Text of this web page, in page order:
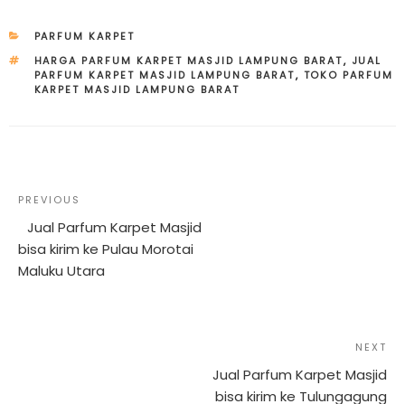
CATEGORIES
PARFUM KARPET
TAGS
HARGA PARFUM KARPET MASJID LAMPUNG BARAT, JUAL
PARFUM KARPET MASJID LAMPUNG BARAT, TOKO PARFUM
KARPET MASJID LAMPUNG BARAT
Post
navigation
Previous
Post
PREVIOUS
Jual Parfum Karpet Masjid
bisa kirim ke Pulau Morotai
Maluku Utara
NEXT
Jual Parfum Karpet Masjid
bisa kirim ke Tulungagung